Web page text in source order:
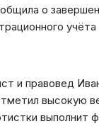
о
и правовед
высокую
выполнит